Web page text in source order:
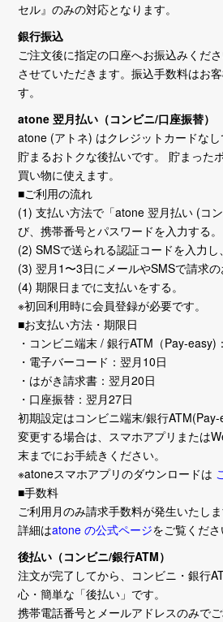
セル』のみの対応となります。
銀行振込
ご注文後に指定の口座へお振込みくだ
させていただきます。振込手数料はお
す。
atone 翌月払い（コンビニ/口座振替）
atone (アトネ) はクレジットカードな
貯まるおトクな後払いです。 貯まった
買い物に使えます。
■ご利用の流れ
(1) 支払い方法で「atone 翌月払い (コ
び、携帯番号とパスワードを入力する。
(2) SMSで送られる認証コードを入力し
(3) 翌月1〜3日にメールやSMSで請求の
(4) 期限日までに支払いをする。
※初回利用時に会員登録が必要です。
■お支払い方法・期限日
・コンビニ端末 / 銀行ATM（Pay-easy)
・電子バーコード：翌月10日
・はがき請求書：翌月20日
・口座振替：翌月27日
初期設定はコンビニ端末/銀行ATM(Pay-
変更する場合は、スマホアプリまたは
末までにお手続きください。
※atoneスマホアプリのダウンロードは
■手数料
ご利用月のみ請求手数料が発生いたしま
詳細はatone の公式ページをご覧くださ
後払い（コンビニ/銀行ATM）
注文が完了してから、コンビニ・銀行
心・簡単な「後払い」です。
携帯電話番号とメールアドレスのみでご